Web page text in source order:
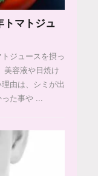
トマトジュ
ジュースを摂っ
容液や日焼け
由は、シミが出
た事や ...